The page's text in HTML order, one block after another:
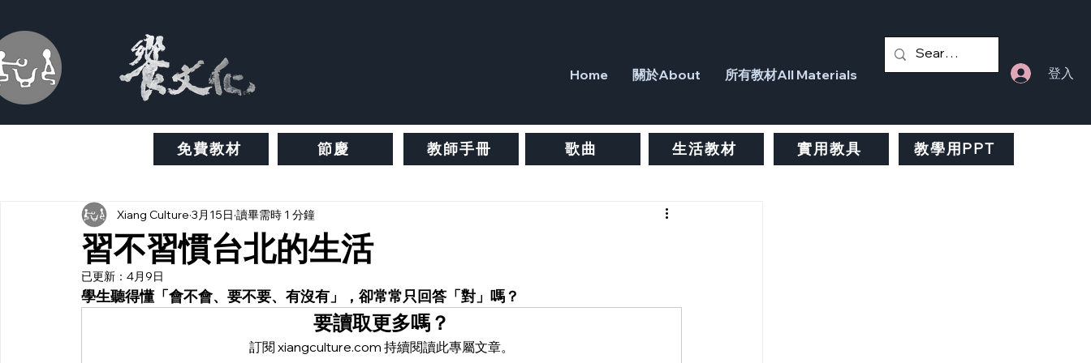
Home 關於About 所有教材All Materials 登入
免費教材 節慶 教師手冊 歌曲 生活教材 實用教具 教學用PPT
習不習慣台北的生活
Xiang Culture 3月15日 讀畢需時 1 分鐘
已更新： 4月9日
學生聽得懂「會不會、要不要、有沒有」，卻常常只回答「對」嗎？
要讀取更多嗎？
訂閱 xiangculture.com 持續閱讀此專屬文章。